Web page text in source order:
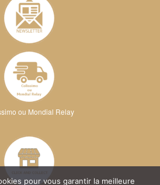
ou Mondial Relay
pour vous garantir la meilleure